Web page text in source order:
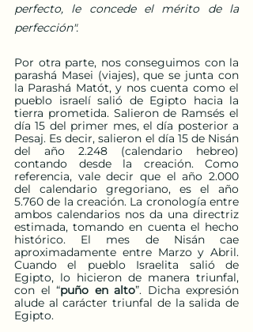
perfecto, le concede el mérito de la
perfección".
Por otra parte, nos conseguimos con la
parashá Masei (viajes), que se junta con
la Parashá Matót, y nos cuenta como el
pueblo israelí salió de Egipto hacia la
tierra prometida. Salieron de Ramsés el
día 15 del primer mes, el día posterior a
Pesaj. Es decir, salieron el día 15 de Nisán
del año 2.248 (calendario hebreo)
contando desde la creación. Como
referencia, vale decir que el año 2.000
del calendario gregoriano, es el año
5.760 de la creación. La cronología entre
ambos calendarios nos da una directriz
estimada, tomando en cuenta el hecho
histórico. El mes de Nisán cae
aproximadamente entre Marzo y Abril.
Cuando el pueblo Israelita salió de
Egipto, lo hicieron de manera triunfal,
con el “puño en alto”. Dicha expresión
alude al carácter triunfal de la salida de
Egipto.